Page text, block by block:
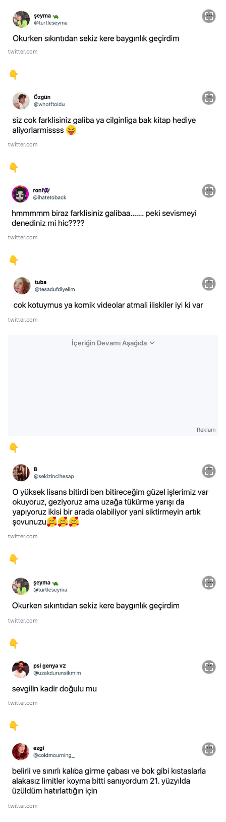
twitter.com
👇
twitter.com
👇
twitter.com
👇
twitter.com
İçeriğin Devamı Aşağıda
Reklam
👇
twitter.com
👇
twitter.com
👇
twitter.com
👇
twitter.com